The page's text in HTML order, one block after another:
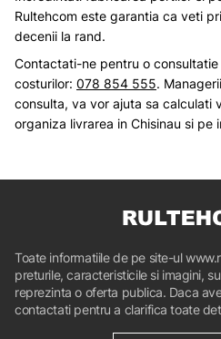
Rultehcom este garantia ca veti
decenii la rand.
Contactati-ne pentru o
costurilor: 078 854 555.
consulta, va vor ajuta sa calculati
organiza livrarea in Chisinau si pe
Toate informatiile de pe site-ul
preturile, caracteristicile si imagini,
reprezinta o oferta publica. Daca
contactati pentru a clarifica toate